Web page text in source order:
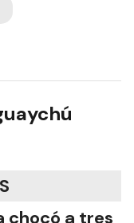
chocó a tres